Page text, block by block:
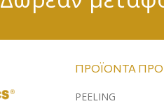
ΠΡΟΪΌΝΤΑ
PEELING